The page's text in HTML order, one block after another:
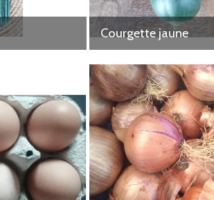
Courgette jaune